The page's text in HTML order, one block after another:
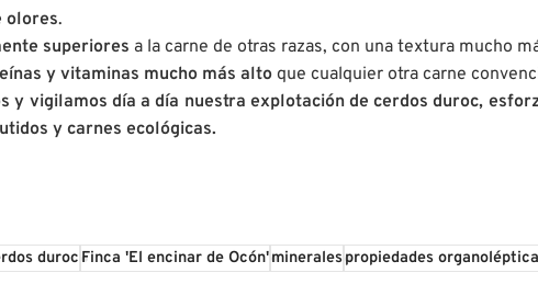
olores.
superiores a la carne de otras razas, con una textura mucho
y vitaminas mucho más alto que cualquier otra carne
y vigilamos día a día nuestra explotación de cerdos duroc,
y carnes ecológicas.
durocFinca 'El encinar de Ocón'mineralespropiedades